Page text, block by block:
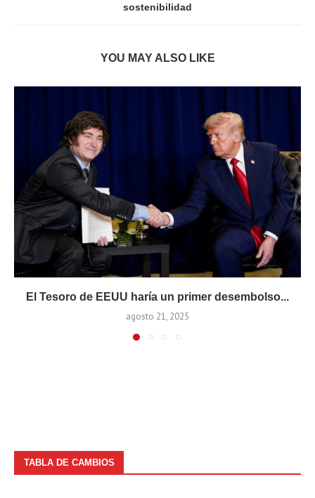
sostenibilidad
YOU MAY ALSO LIKE
El Tesoro de EEUU haría un primer desembolso...
agosto 21, 2025
TABLA DE CAMBIOS